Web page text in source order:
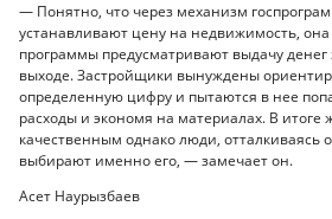
— Понятно, что через механизм
устанавливают цену на недвижимость,
программы предусматривают выдачу
выходе. Застройщики вынуждены
определенную цифру и пытаются в нее
расходы и экономя на материалах. В итоге
качественным однако люди, отталкиваясь
выбирают именно его, — замечает он.
Асет Наурызбаев